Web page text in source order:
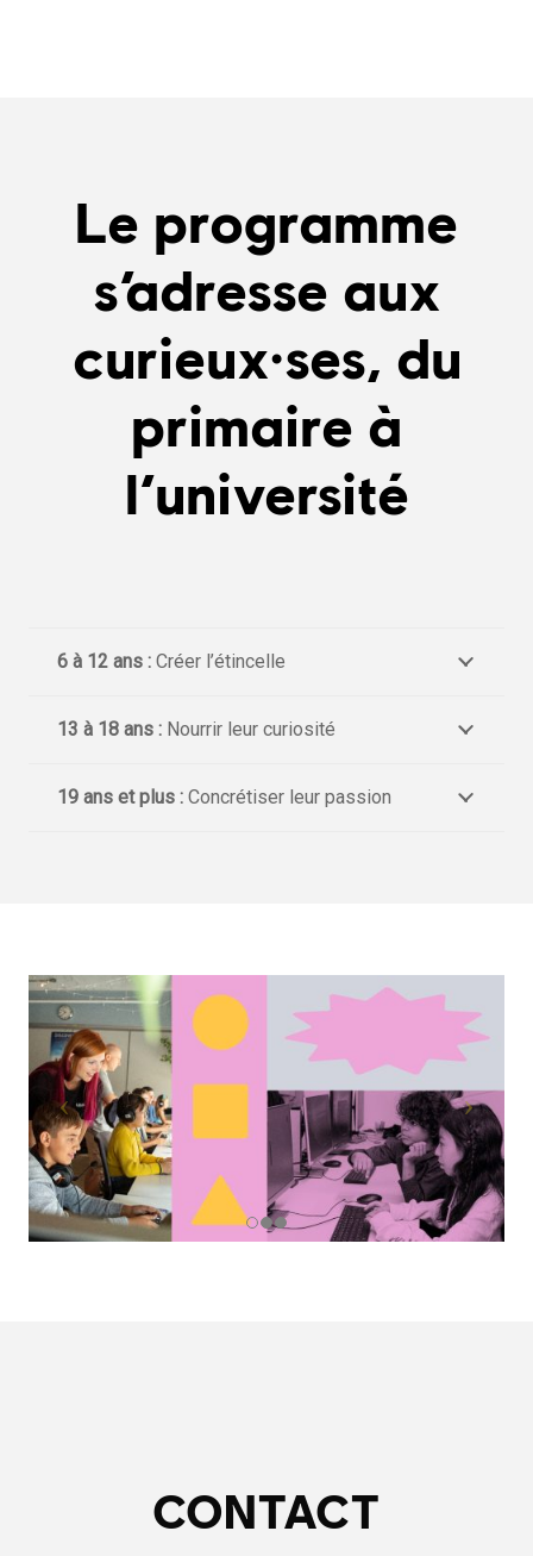
Le programme
s’adresse aux
curieux·ses, du
primaire à
l’université
6 à 12 ans : Créer l’étincelle
13 à 18 ans : Nourrir leur curiosité
19 ans et plus : Concrétiser leur passion
CONTACT